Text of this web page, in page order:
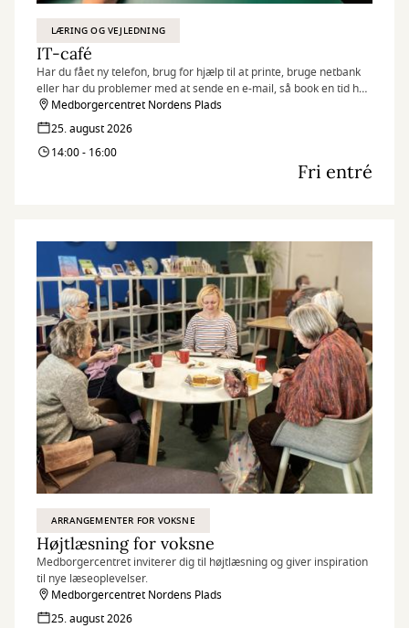
LÆRING OG VEJLEDNING
IT-café
Har du fået ny telefon, brug for hjælp til at printe, bruge netbank
eller har du problemer med at sende en e-mail, så book en tid hos
Jan, der er frivillig i IT-caféen.
Medborgercentret Nordens Plads
25. august 2026
14:00 - 16:00
Fri entré
ARRANGEMENTER FOR VOKSNE
Højtlæsning for voksne
Medborgercentret inviterer dig til højtlæsning og giver inspiration
til nye læseoplevelser.
Medborgercentret Nordens Plads
25. august 2026